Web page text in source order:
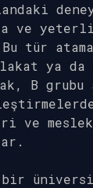
ve
tür
ya da
B grubu
ve